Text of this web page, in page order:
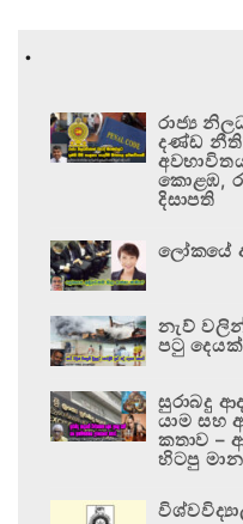
.
රාජ්‍ය
දණ්ඩ නීති
කොළඹ,
දිසාපති
ලෝකයේ
නැව්
පටු
සුරාබදු
යාම සහ
කතාව –
හිටපු